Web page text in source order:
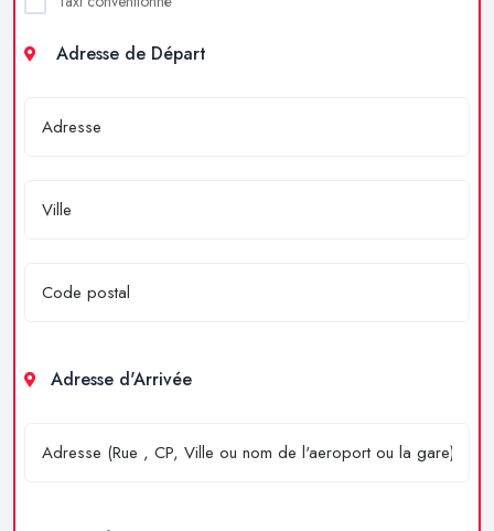
Adresse de Départ
Adresse d'Arrivée